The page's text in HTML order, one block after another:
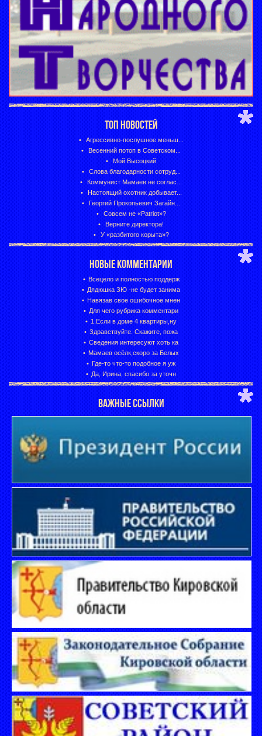
ТОП НОВОСТЕЙ
Агрессивно-послушное меньш...
Весенний потоп в Советском...
Мой Высоцкий
Слова благодарности сотруд...
Коммунист Мамаев не соглас...
Настоящий охотник добывает...
Георгий Прокопьевич Загайн...
Совсем не «Patriot»?
Верните директора!
У «разбитого корыта»?
НОВЫЕ КОММЕНТАРИИ
Всецело и полностью поддерж
Дядюшка ЗЮ -не будет занима
Навязав свое ошибочное мнен
Для чего рубрика комментари
1.Если в доме 4 квартиры,ну
Здравствуйте. Скажите, пожа
Сведения интересуют хоть ка
Мамаев осёлк,скоро за Белых
Где-то что-то подобное я уж
Да, Ирина, спасибо за уточн
ВАЖНЫЕ ССЫЛКИ